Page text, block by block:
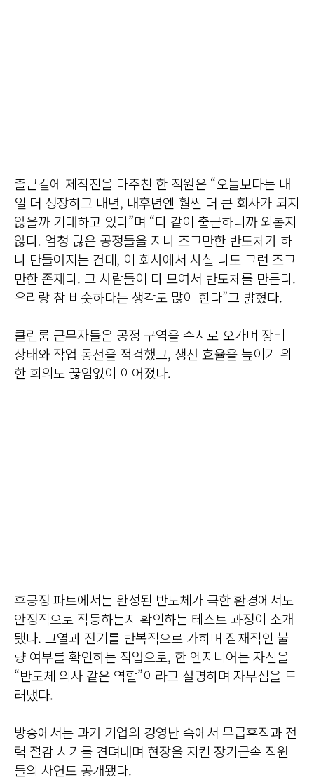
출근길에 제작진을 마주친 한 직원은 “오늘보다는 내
일 더 성장하고 내년, 내후년엔 훨씬 더 큰 회사가 되지
않을까 기대하고 있다”며 “다 같이 출근하니까 외롭지
않다. 엄청 많은 공정들을 지나 조그만한 반도체가 하
나 만들어지는 건데, 이 회사에서 사실 나도 그런 조그
만한 존재다. 그 사람들이 다 모여서 반도체를 만든다.
우리랑 참 비슷하다는 생각도 많이 한다”고 밝혔다.
클린룸 근무자들은 공정 구역을 수시로 오가며 장비
상태와 작업 동선을 점검했고, 생산 효율을 높이기 위
한 회의도 끊임없이 이어졌다.
후공정 파트에서는 완성된 반도체가 극한 환경에서도
안정적으로 작동하는지 확인하는 테스트 과정이 소개
됐다. 고열과 전기를 반복적으로 가하며 잠재적인 불
량 여부를 확인하는 작업으로, 한 엔지니어는 자신을
“반도체 의사 같은 역할”이라고 설명하며 자부심을 드
러냈다.
방송에서는 과거 기업의 경영난 속에서 무급휴직과 전
력 절감 시기를 견뎌내며 현장을 지킨 장기근속 직원
들의 사연도 공개됐다.